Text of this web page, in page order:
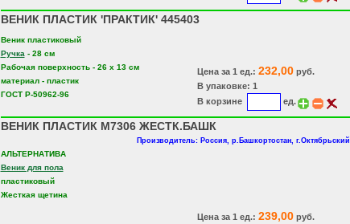
ВЕНИК ПЛАСТИК 'ПРАКТИК' 445403
Веник пластиковый
Ручка - 28 см
Рабочая поверхность - 26 х 13 см
материал - пластик
ГОСТ Р-50962-96
Цена за 1 ед.: 232,00руб.
В упаковке: 1
В корзине
ед.
ВЕНИК ПЛАСТИК М7306 ЖЕСТК.БАШК
Производитель: Россия, р.Башкортостан, г.Октябрьский
АЛЬТЕРНАТИВА
Веник для пола
пластиковый
Жесткая щетина
Цена за 1 ед.: 239,00руб.